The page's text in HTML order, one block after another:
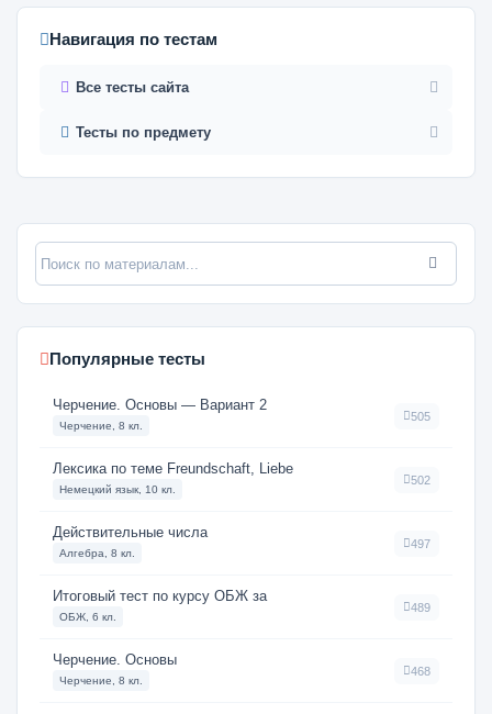
Навигация по тестам
Все тесты сайта
Тесты по предмету
Популярные тесты
Черчение. Основы — Вариант 2
Черчение, 8 кл.
505
Лексика по теме Freundschaft, Liebe
Немецкий язык, 10 кл.
502
Действительные числа
Алгебра, 8 кл.
497
Итоговый тест по курсу ОБЖ за
ОБЖ, 6 кл.
489
Черчение. Основы
Черчение, 8 кл.
468